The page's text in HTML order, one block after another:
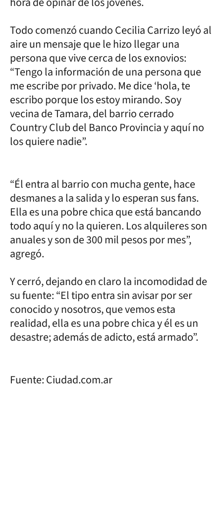
Todo comenzó cuando Cecilia Carrizo leyó al
aire un mensaje que le hizo llegar una
persona que vive cerca de los exnovios:
“Tengo la información de una persona que
me escribe por privado. Me dice ‘hola, te
escribo porque los estoy mirando. Soy
vecina de Tamara, del barrio cerrado
Country Club del Banco Provincia y aquí no
los quiere nadie”.
“Él entra al barrio con mucha gente, hace
desmanes a la salida y lo esperan sus fans.
Ella es una pobre chica que está bancando
todo aquí y no la quieren. Los alquileres son
anuales y son de 300 mil pesos por mes”,
agregó.
Y cerró, dejando en claro la incomodidad de
su fuente: “El tipo entra sin avisar por ser
conocido y nosotros, que vemos esta
realidad, ella es una pobre chica y él es un
desastre; además de adicto, está armado”.
Fuente: Ciudad.com.ar